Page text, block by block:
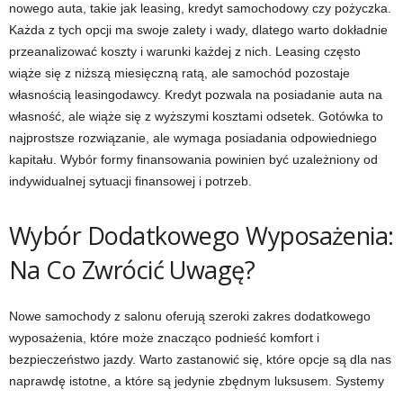
nowego auta, takie jak leasing, kredyt samochodowy czy pożyczka.
Każda z tych opcji ma swoje zalety i wady, dlatego warto dokładnie
przeanalizować koszty i warunki każdej z nich. Leasing często
wiąże się z niższą miesięczną ratą, ale samochód pozostaje
własnością leasingodawcy. Kredyt pozwala na posiadanie auta na
własność, ale wiąże się z wyższymi kosztami odsetek. Gotówka to
najprostsze rozwiązanie, ale wymaga posiadania odpowiedniego
kapitału. Wybór formy finansowania powinien być uzależniony od
indywidualnej sytuacji finansowej i potrzeb.
Wybór Dodatkowego Wyposażenia:
Na Co Zwrócić Uwagę?
Nowe samochody z salonu oferują szeroki zakres dodatkowego
wyposażenia, które może znacząco podnieść komfort i
bezpieczeństwo jazdy. Warto zastanowić się, które opcje są dla nas
naprawdę istotne, a które są jedynie zbędnym luksusem. Systemy